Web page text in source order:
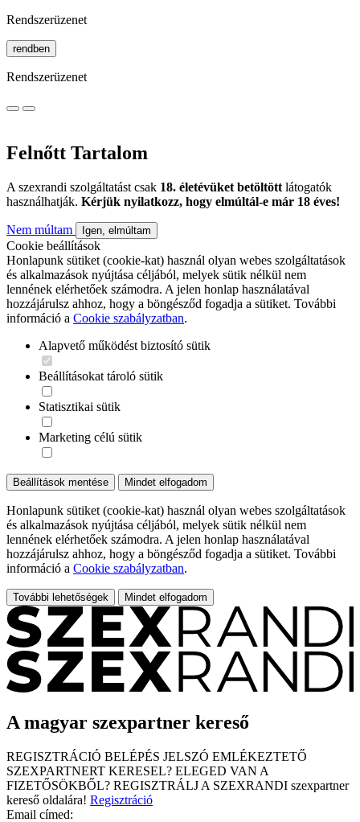
Rendszerüzenet
rendben
Rendszerüzenet
Felnőtt Tartalom
A szexrandi szolgáltatást csak 18. életévüket betöltött látogatók
használhatják. Kérjük nyilatkozz, hogy elmúltál-e már 18 éves!
Nem múltam Igen, elmúltam
Cookie beállítások
Honlapunk sütiket (cookie-kat) használ olyan webes szolgáltatások
és alkalmazások nyújtása céljából, melyek sütik nélkül nem
lennének elérhetőek számodra. A jelen honlap használatával
hozzájárulsz ahhoz, hogy a böngésződ fogadja a sütiket. További
információ a Cookie szabályzatban.
Alapvető működést biztosító sütik
Beállításokat tároló sütik
Statisztikai sütik
Marketing célú sütik
Beállítások mentése Mindet elfogadom
Honlapunk sütiket (cookie-kat) használ olyan webes szolgáltatások
és alkalmazások nyújtása céljából, melyek sütik nélkül nem
lennének elérhetőek számodra. A jelen honlap használatával
hozzájárulsz ahhoz, hogy a böngésződ fogadja a sütiket. További
információ a Cookie szabályzatban.
További lehetőségek Mindet elfogadom
A magyar szexpartner kereső
REGISZTRÁCIÓ BELÉPÉS JELSZÓ EMLÉKEZTETŐ
SZEXPARTNERT KERESEL? ELEGED VAN A
FIZETŐSÖKBŐL? REGISZTRÁLJ A SZEXRANDI szexpartner
kereső oldalára! Regisztráció
Email címed: